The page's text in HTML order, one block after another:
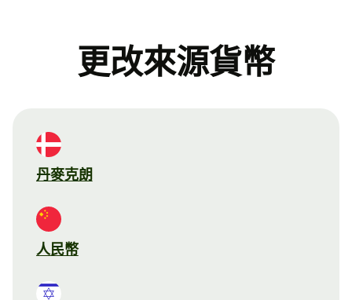
更改來源貨幣
丹麥克朗
人民幣